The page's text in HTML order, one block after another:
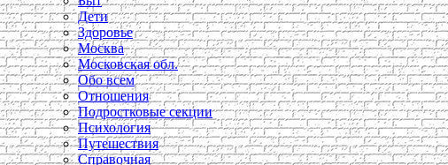
Дети
Здоровье
Москва
Московская обл.
Обо всем
Отношения
Подростковые секции
Психология
Путешествия
Справочная